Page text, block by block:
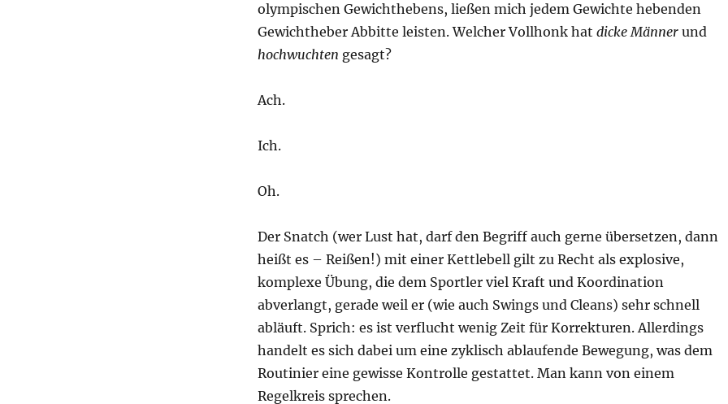
olympischen Gewichthebens, ließen mich jedem Gewichte hebenden
Gewichtheber Abbitte leisten. Welcher Vollhonk hat dicke Männerund
hochwuchten gesagt?
Ach.
Ich.
Oh.
Der Snatch (wer Lust hat, darf den Begriff auch gerne übersetzen, dann
heißt es – Reißen!) mit einer Kettlebell gilt zu Recht als explosive,
komplexe Übung, die dem Sportler viel Kraft und Koordination
abverlangt, gerade weil er (wie auch Swings und Cleans) sehr schnell
abläuft. Sprich: es ist verflucht wenig Zeit für Korrekturen. Allerdings
handelt es sich dabei um eine zyklisch ablaufende Bewegung, was dem
Routinier eine gewisse Kontrolle gestattet. Man kann von einem
Regelkreis sprechen.